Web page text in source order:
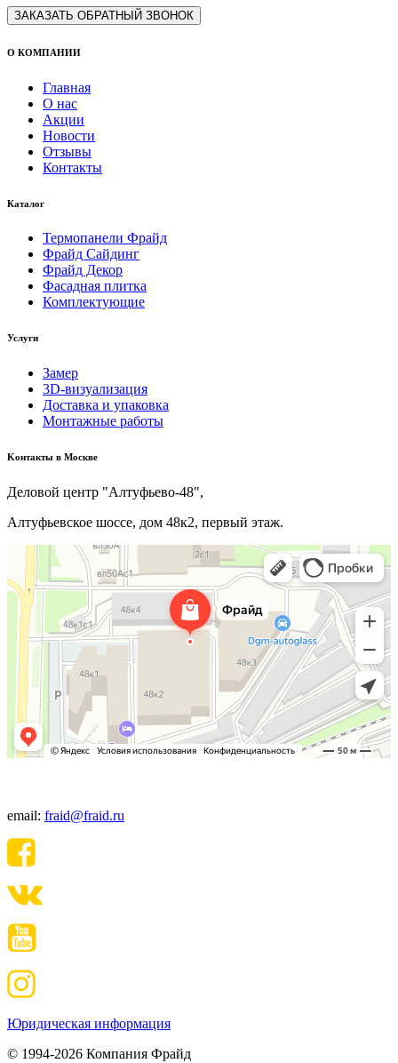
ЗАКАЗАТЬ ОБРАТНЫЙ ЗВОНОК
О КОМПАНИИ
Главная
О нас
Акции
Новости
Отзывы
Контакты
Каталог
Термопанели Фрайд
Фрайд Сайдинг
Фрайд Декор
Фасадная плитка
Комплектующие
Услуги
Замер
3D-визуализация
Доставка и упаковка
Монтажные работы
Kонтакты в Москве
Деловой центр "Алтуфьево-48",
Алтуфьевское шоссе, дом 48к2, первый этаж.
email: fraid@fraid.ru
Юридическая информация
© 1994-2026 Компания Фрайд